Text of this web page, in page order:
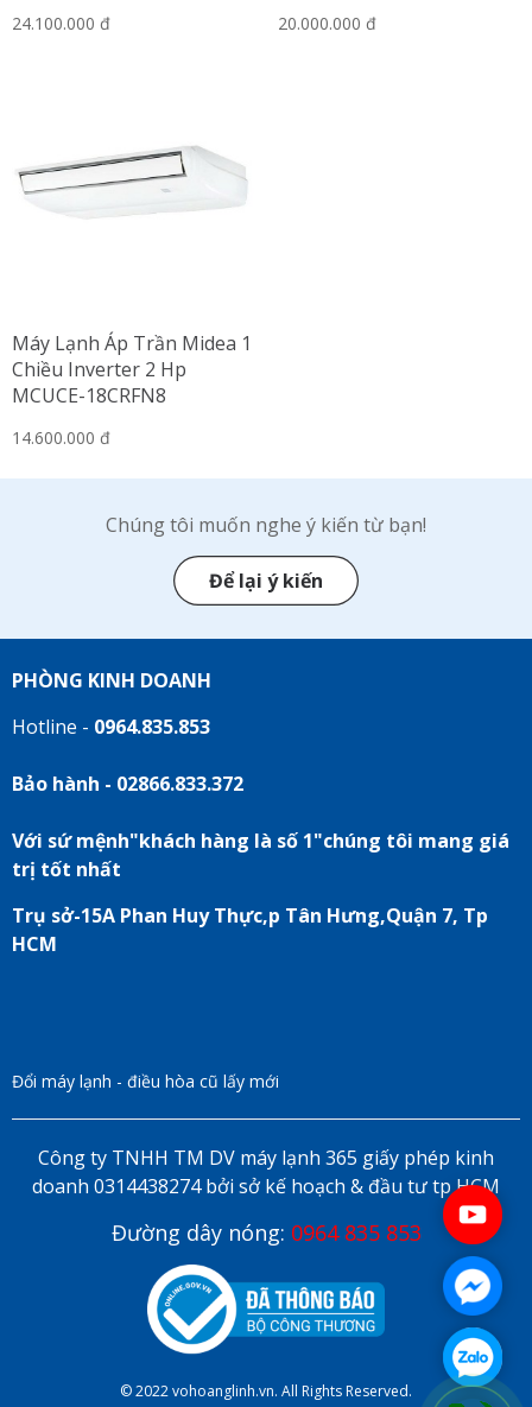
24.100.000 đ 20.000.000 đ
Máy Lạnh Áp Trần Midea 1
Chiều Inverter 2 Hp
MCUCE-18CRFN8
14.600.000 đ
Chúng tôi muốn nghe ý kiến từ bạn!
Để lại ý kiến
PHÒNG KINH DOANH
Hotline - 0964.835.853
Bảo hành - 02866.833.372
Với sứ mệnh"khách hàng là số 1"chúng tôi mang giá
trị tốt nhất
Trụ sở-15A Phan Huy Thực,p Tân Hưng,Quận 7, Tp
HCM
Đổi máy lạnh - điều hòa cũ lấy mới
Công ty TNHH TM DV máy lạnh 365 giấy phép kinh
doanh 0314438274 bởi sở kế hoạch & đầu tư tp HCM
Đường dây nóng: 0964 835 853
© 2022 vohoanglinh.vn. All Rights Reserved.